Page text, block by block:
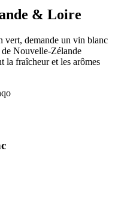
& Loire
vert, demande un vin blanc
Nouvelle-Zélande
la fraîcheur et les arômes